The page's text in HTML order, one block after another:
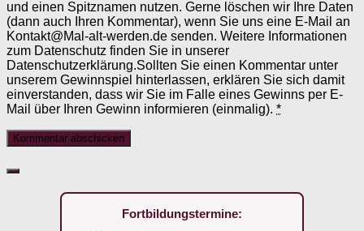
und einen Spitznamen nutzen. Gerne löschen wir Ihre Daten
(dann auch Ihren Kommentar), wenn Sie uns eine E-Mail an
Kontakt@Mal-alt-werden.de senden. Weitere Informationen
zum Datenschutz finden Sie in unserer
Datenschutzerklärung.Sollten Sie einen Kommentar unter
unserem Gewinnspiel hinterlassen, erklären Sie sich damit
einverstanden, dass wir Sie im Falle eines Gewinns per E-
Mail über Ihren Gewinn informieren (einmalig). *
Fortbildungstermine: